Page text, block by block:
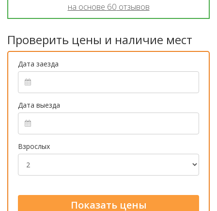
на основе 60 отзывов
Проверить цены и наличие мест
Дата заезда
Дата выезда
Взрослых